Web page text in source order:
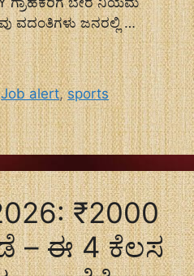
ವದಂತಿಗಳು ಜನರಲ್ಲಿ …
Job alert,sports
₹2000
– ಈ 4 ಕೆಲಸ